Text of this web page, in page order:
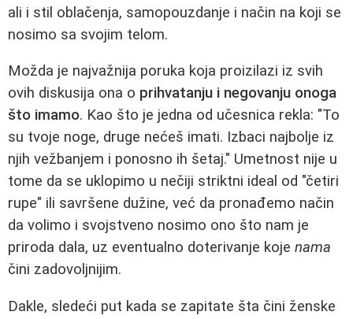
ali i stil oblačenja, samopouzdanje i način na koji se
nosimo sa svojim telom.
Možda je najvažnija poruka koja proizilazi iz svih
ovih diskusija ona o prihvatanju i negovanju onoga
što imamo. Kao što je jedna od učesnica rekla: "To
su tvoje noge, druge nećeš imati. Izbaci najbolje iz
njih vežbanjem i ponosno ih šetaj." Umetnost nije u
tome da se uklopimo u nečiji striktni ideal od "četiri
rupe" ili savršene dužine, već da pronađemo način
da volimo i svojstveno nosimo ono što nam je
priroda dala, uz eventualno doterivanje koje nama
čini zadovoljnijim.
Dakle, sledeći put kada se zapitate šta čini ženske